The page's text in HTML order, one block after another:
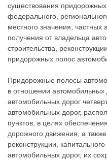
существования
федерального,
местного значения, частных
получения от владельца
строительства,
придорожных полос
Придорожные полосы
в отношении автомобильных
автомобильных дорог
автомобильных дорог,
пунктов, в целях
дорожного движения, а
реконструкции,
автомобильных дорог, их